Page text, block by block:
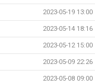
2023-05-19 13:00
2023-05-14 18:16
2023-05-12 15:00
2023-05-09 22:26
2023-05-08 09:00